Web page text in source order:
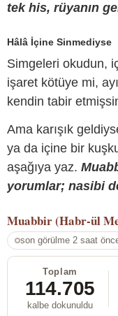
tek his, rüyanın
Hâlâ İçine Sinmediyse
Simgeleri okudun,
işaret kötüye mi,
kendin tabir
Ama karışık
ya da içine bir
aşağıya yaz.
yorumlar; nasibi
Muabbir (Habr-ül
son görülme 2 saat
Toplam
114.705
kalbe dokunuldu